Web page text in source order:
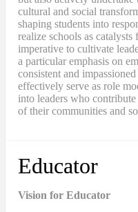
cultural and social
shaping students into
realize schools as
imperative to cultivate
a particular emphasis on
consistent and
effectively serve as role
into leaders who
of their communities and
Educator
Vision for Educator